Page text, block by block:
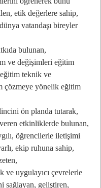
etik değerlere sahip,
vatandaşı bireyler
bulunan,
ve değişimleri eğitim
eğitim teknik ve
çözmeye yönelik eğitim
ön planda tutarak,
etkinliklerde bulunan,
öğrencilerle iletişimi
ekip ruhuna sahip,
ve uygulayıcı çevrelerle
sağlayan, geliştiren,